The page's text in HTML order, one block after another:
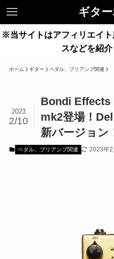
ギタ
※当サイトはアフィリエイ
スなどを紹介
ホーム ギター ペダル、プリアンプ関連
Bondi Effects
mk2登場！
新バージョン
2023
2/10
ペダル、プリアンプ関連 2023年2